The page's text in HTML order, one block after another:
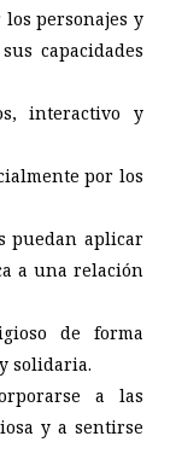
personajes y
capacidades
interactivo y
por los
puedan aplicar
a una relación
de forma
solidaria.
a las
y a sentirse